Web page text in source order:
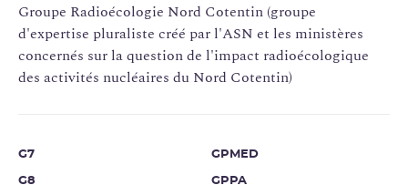
Groupe Radioécologie Nord Cotentin (groupe
d'expertise pluraliste créé par l'ASN et les ministères
concernés sur la question de l'impact radioécologique
des activités nucléaires du Nord Cotentin)
G7
G8
GPMED
GPPA